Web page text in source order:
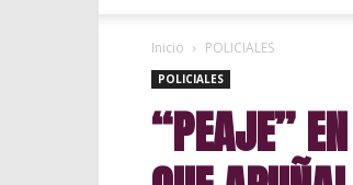
Inicio POLICIALES
POLICIALES
“PEAJE”